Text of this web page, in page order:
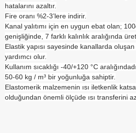
hatalarını azaltır.
Fire oranı %2-3’lere indirir.
Kanal yalıtımı için en uygun ebat olan;
genişliğinde, 7 farklı kalınlık aralığında
Elastik yapısı sayesinde kanallarda
yardımcı olur.
Kullanım sıcaklığı -40/+120 °C
50-60 kg / m³ bir yoğunluğa sahiptir.
Elastomerik malzemenin ısı iletkenlik
olduğundan önemli ölçüde ısı transferini